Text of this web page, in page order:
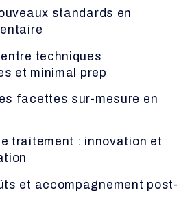
standards en
techniques
et minimal prep
facettes sur-mesure en
traitement : innovation et
et accompagnement post-